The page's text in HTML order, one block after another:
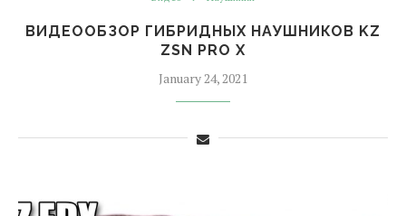
ВИДЕООБЗОР ГИБРИДНЫХ НАУШНИКОВ KZ
ZSN PRO X
January 24, 2021